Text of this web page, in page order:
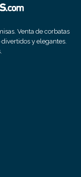
Venta de corbatas
y elegantes.